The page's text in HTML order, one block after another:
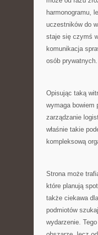
harmonogramu,
uczestników do
staje się czymś
komunikacja
osób prywatnych.
Opisując taką
wymaga bowiem
zarządzanie
właśnie takie
kompleksową
Strona może
które planują
także ciekawa
podmiotów
wydarzenie.